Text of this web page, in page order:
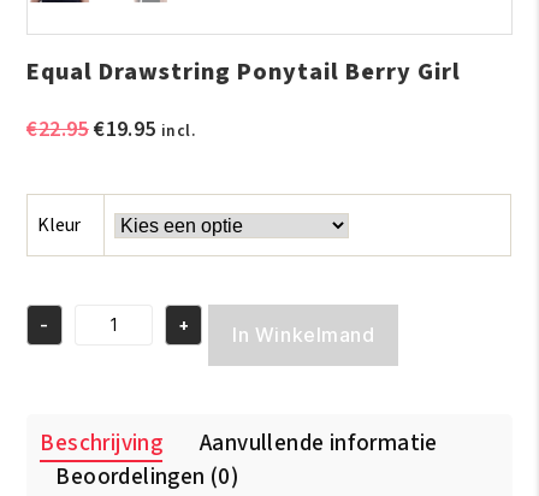
Equal Drawstring Ponytail Berry Girl
€22.95Oorspronkelijke
€22.95.
€19.95Huidige
€19.95.
incl.
Kleur
Equal
Girl
aantal
- + In Winkelmand
Beschrijving
Aanvullende informatie
Beoordelingen (0)